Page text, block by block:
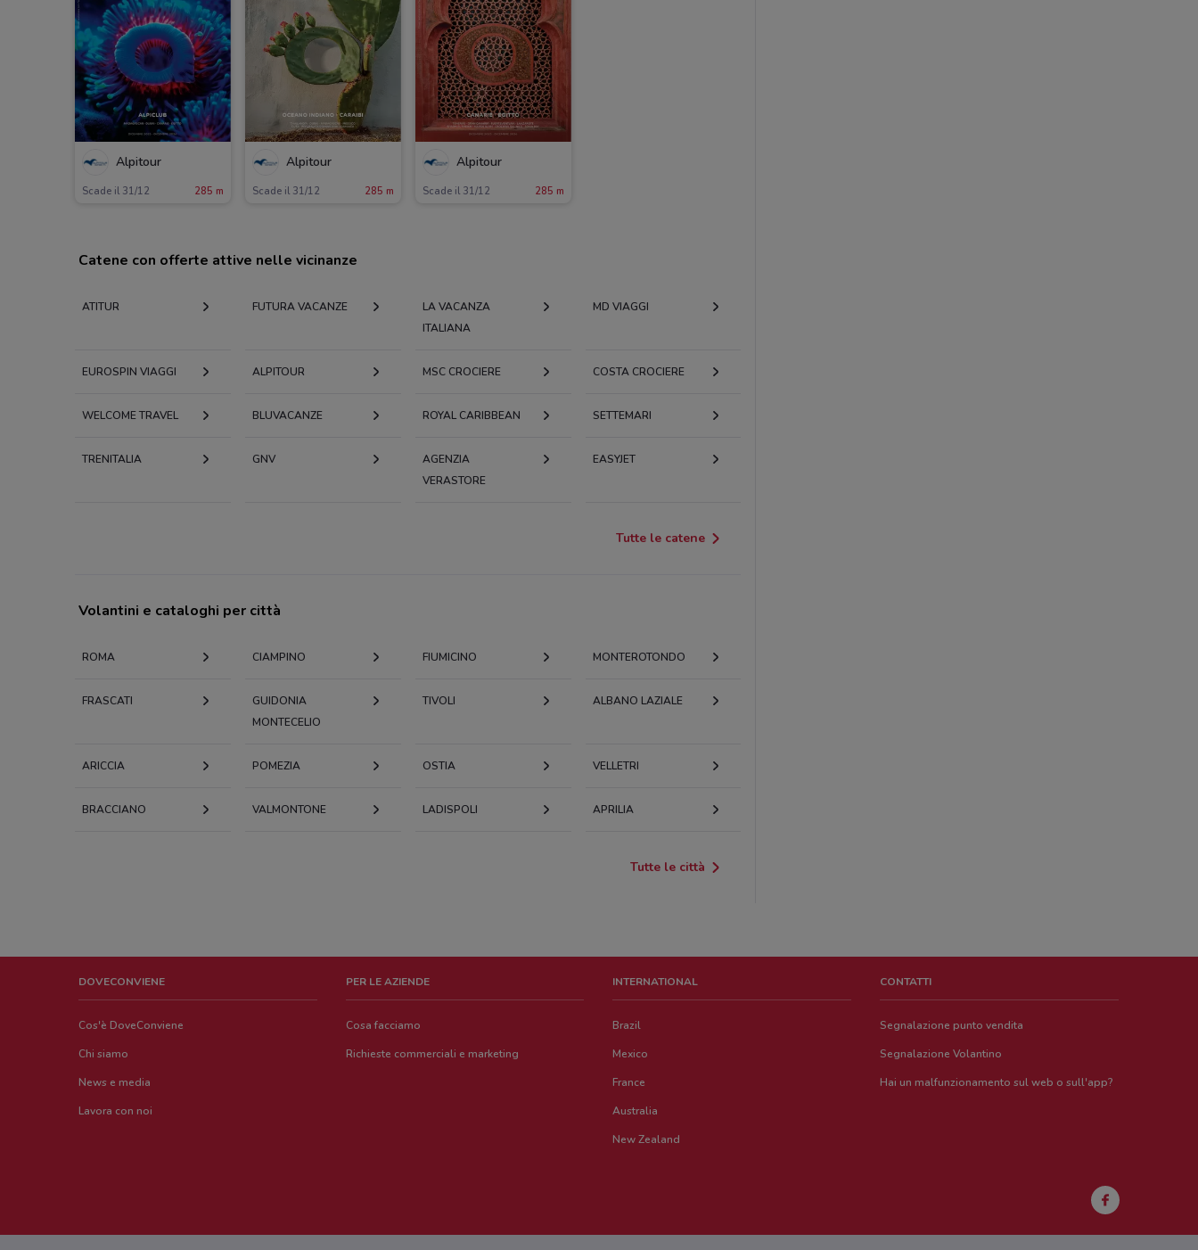
Alpitour
Scade il 31/12 285 m
Alpitour
Scade il 31/12 285 m
Alpitour
Scade il 31/12 285 m
Catene con offerte attive nelle vicinanze
ATITUR FUTURA VACANZE
LA VACANZA
ITALIANA
MD VIAGGI
EUROSPIN VIAGGI ALPITOUR MSC CROCIERE COSTA CROCIERE
WELCOME TRAVEL BLUVACANZE ROYAL CARIBBEAN SETTEMARI
TRENITALIA GNV
AGENZIA
VERASTORE
EASYJET
Tutte le catene
Volantini e cataloghi per città
ROMA CIAMPINO FIUMICINO MONTEROTONDO
FRASCATI
GUIDONIA
MONTECELIO
TIVOLI ALBANO LAZIALE
ARICCIA POMEZIA OSTIA VELLETRI
BRACCIANO VALMONTONE LADISPOLI APRILIA
Tutte le città
DOVECONVIENE
Cos'è DoveConviene
Chi siamo
News e media
Lavora con noi
PER LE AZIENDE
Cosa facciamo
Richieste commerciali e marketing
INTERNATIONAL
Brazil
Mexico
France
Australia
New Zealand
CONTATTI
Segnalazione punto vendita
Segnalazione Volantino
Hai un malfunzionamento sul web o sull'app?